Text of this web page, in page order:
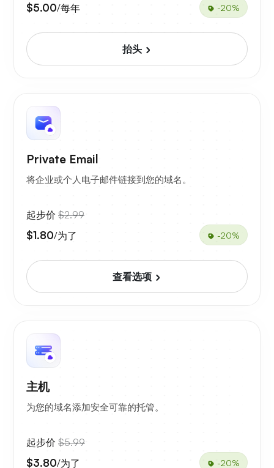
$5.00/每年 -20%
抬头
Private Email
将企业或个人电子邮件链接到您的域名。
起步价 $2.99
$1.80/为了 -20%
查看选项
主机
为您的域名添加安全可靠的托管。
起步价 $5.99
$3.80/为了 -20%